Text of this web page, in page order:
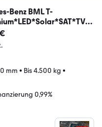
Benz BML T-
mm • Bis 4.500 kg •
0,99%